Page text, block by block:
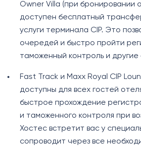
Owner Villa (при бронировании
доступен бесплатный
услуги терминала CIP. Это
очередей и быстро пройти
таможенный контроль и
Fast Track и Maxx Royal CIP
доступны для всех гостей
быстрое прохождение
и таможенного контроля при
Хостес встретит вас у
сопроводит через все